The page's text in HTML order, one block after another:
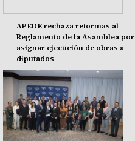
APEDE rechaza reformas al
Reglamento de la Asamblea por
asignar ejecución de obras a
diputados